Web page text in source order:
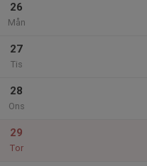
26
Mån
27
Tis
28
Ons
29
Tor